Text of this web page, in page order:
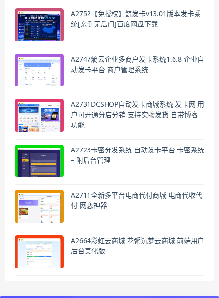
A2752【免授权】鲸发卡v13.01版本发卡系
统[亲测无后门]百度网盘下载
A2747熵云企业多商户发卡系统1.6.8 企业自
动发卡平台 商户管理系统
A2731DCSHOP自动发卡商城系统 发卡网 用
户可开通分店分销 支持实物发货 自带博客
功能
A2723卡密分发系统 自动发卡平台 卡密系统
– 附后台管理
A2711全新多平台电商代付商城 电商代收代
付 网恋神器
A2664彩虹云商城 花粥沉梦云商城 前端用户
后台美化版